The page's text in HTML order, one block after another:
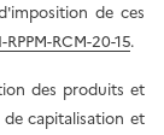
de ces
RPPM-RCM-20-15.
des produits et
capitalisation et